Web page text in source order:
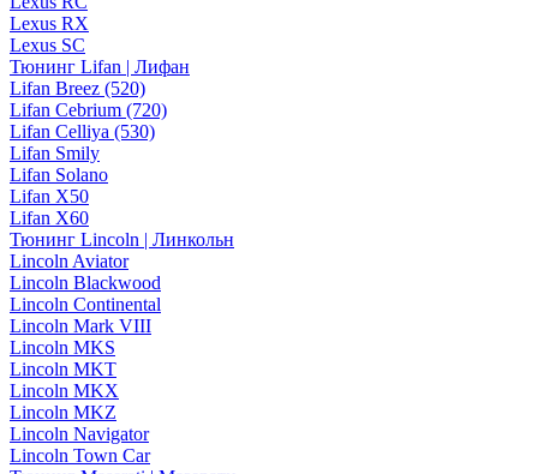
Lexus RX
Lexus SC
Тюнинг Lifan | Лифан
Lifan Breez (520)
Lifan Cebrium (720)
Lifan Celliya (530)
Lifan Smily
Lifan Solano
Lifan X50
Lifan X60
Тюнинг Lincoln | Линкольн
Lincoln Aviator
Lincoln Blackwood
Lincoln Continental
Lincoln Mark VIII
Lincoln MKS
Lincoln MKT
Lincoln MKX
Lincoln MKZ
Lincoln Navigator
Lincoln Town Car